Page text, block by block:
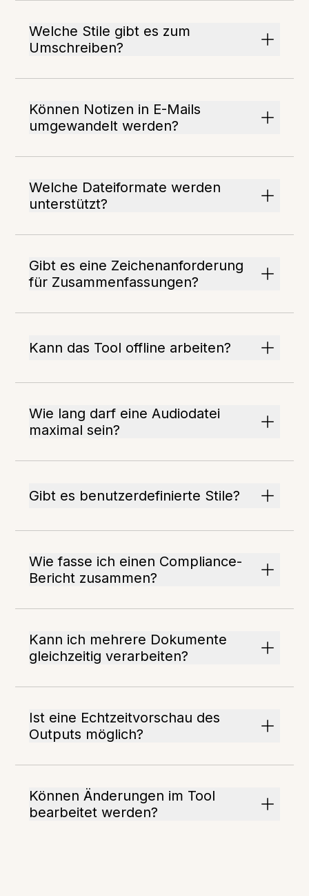
Welche Stile gibt es zum
Umschreiben?
Können Notizen in E-Mails
umgewandelt werden?
Welche Dateiformate werden
unterstützt?
Gibt es eine Zeichenanforderung
für Zusammenfassungen?
Kann das Tool offline arbeiten?
Wie lang darf eine Audiodatei
maximal sein?
Gibt es benutzerdefinierte Stile?
Wie fasse ich einen Compliance-
Bericht zusammen?
Kann ich mehrere Dokumente
gleichzeitig verarbeiten?
Ist eine Echtzeitvorschau des
Outputs möglich?
Können Änderungen im Tool
bearbeitet werden?